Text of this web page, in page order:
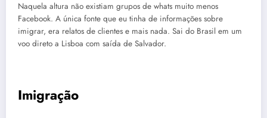
Naquela altura não existiam grupos de whats muito menos
Facebook. A única fonte que eu tinha de informações sobre
imigrar, era relatos de clientes e mais nada. Sai do Brasil em um
voo direto a Lisboa com saída de Salvador.
Imigração